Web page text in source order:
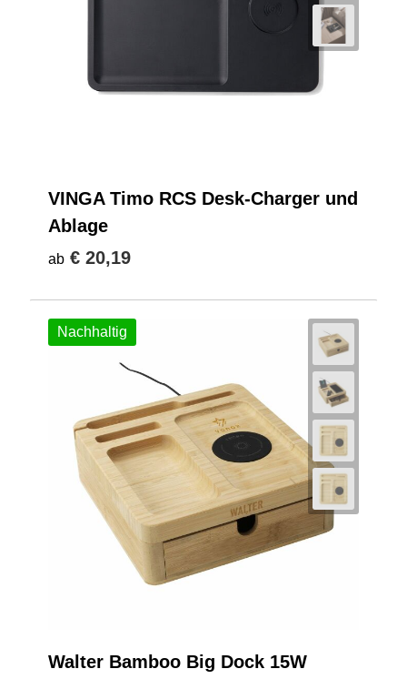
VINGA Timo RCS Desk-Charger und
Ablage
ab € 20,19
Nachhaltig
Walter Bamboo Big Dock 15W